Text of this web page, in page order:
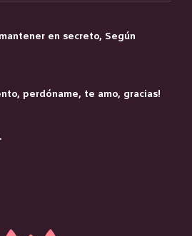
en secreto, Según
perdóname, te amo, gracias!